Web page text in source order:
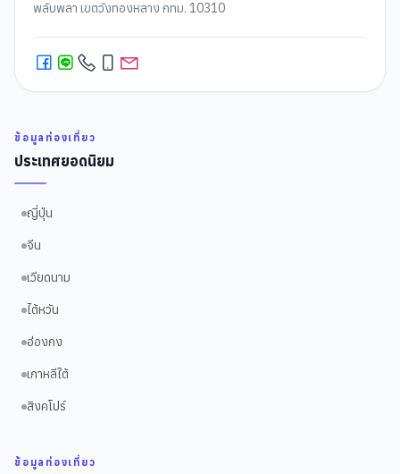
พลับพลา เขตวังทองหลาง กทม. 10310
ข้อมูลท่องเที่ยว
ประเทศยอดนิยม
ญี่ปุ่น
จีน
เวียดนาม
ไต้หวัน
ฮ่องกง
เกาหลีใต้
สิงคโปร์
ข้อมูลท่องเที่ยว